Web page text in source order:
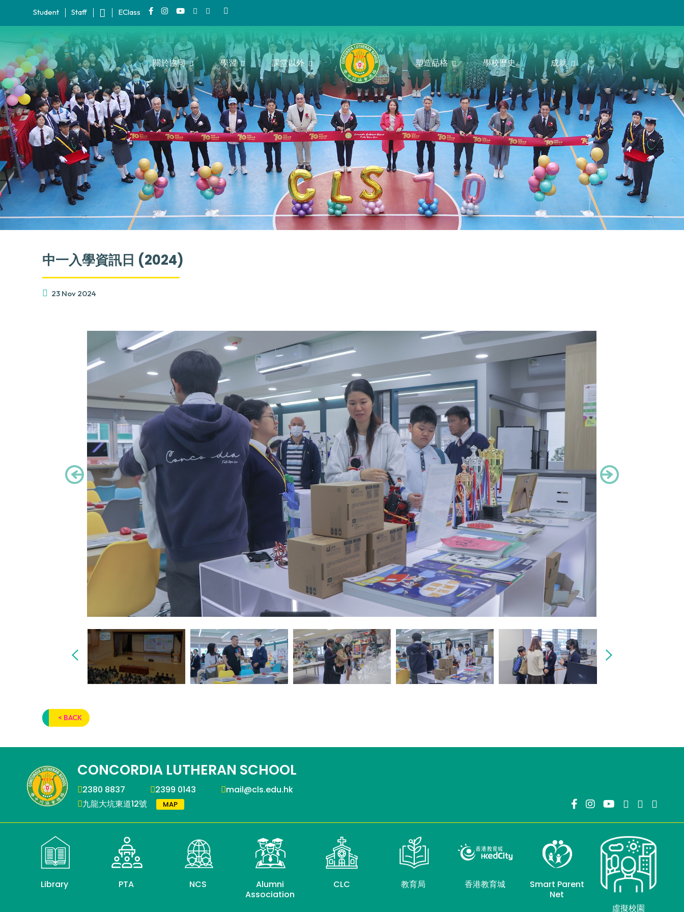
Student Staff EClass
關於協同 學習 課堂以外 塑造品格 學校歷史 成就
中一入學資訊日 (2024)
23 Nov 2024
< BACK
CONCORDIA LUTHERAN SCHOOL
2380 8837 2399 0143
mail@cls.edu.hk
九龍大坑東道12號
MAP
Library PTA NCS
Alumni
Association
CLC 教育局 香港教育城
Smart Parent
Net
虛擬校園